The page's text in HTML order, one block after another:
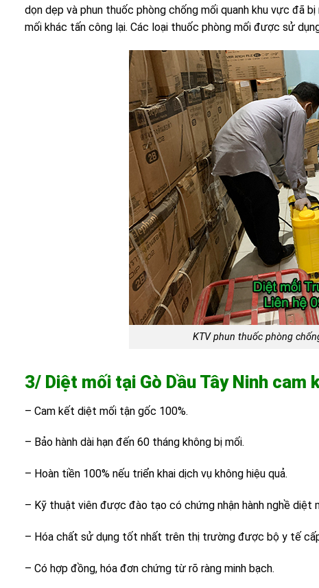
dọn dẹp và phun thuốc phòng chống mối quanh khu vực đã
mối khác tấn công lại. Các loại thuốc phòng mối được sử
KTV phun thuốc phòng
3/ Diệt mối tại Gò Dầu Tây Ninh cam
– Cam kết diệt mối tận gốc 100%.
– Bảo hành dài hạn đến 60 tháng không bị mối.
– Hoàn tiền 100% nếu triển khai dịch vụ không hiệu quả.
– Kỹ thuật viên được đào tạo có chứng nhận hành nghề diệt
– Hóa chất sử dụng tốt nhất trên thị trường được bộ y tế
– Có hợp đồng, hóa đơn chứng từ rõ ràng minh bạch.